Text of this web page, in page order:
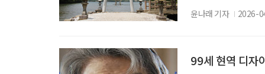
여행이 필요하다.
시 들여다본다. 반
윤나래 기자 2026-
99세 현역 디자